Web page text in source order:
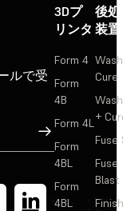
ルで受
サインアップ
3Dプ
リンタ
Form 4
Form
4B
Form 4L
Form
4BL
Form
4BL
後
装置
Cure
+
Fuse
Fuse
Blast